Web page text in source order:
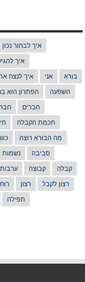
איך לבחור נכון
איך
איך לנצח אני בורא
הפתרון הוא השפעה
חברים
חכמת הקבלה
מה הבורא רוצה
נשמות סביבה
קבוצה קבלה
רצון רצון לקבל
תפילה